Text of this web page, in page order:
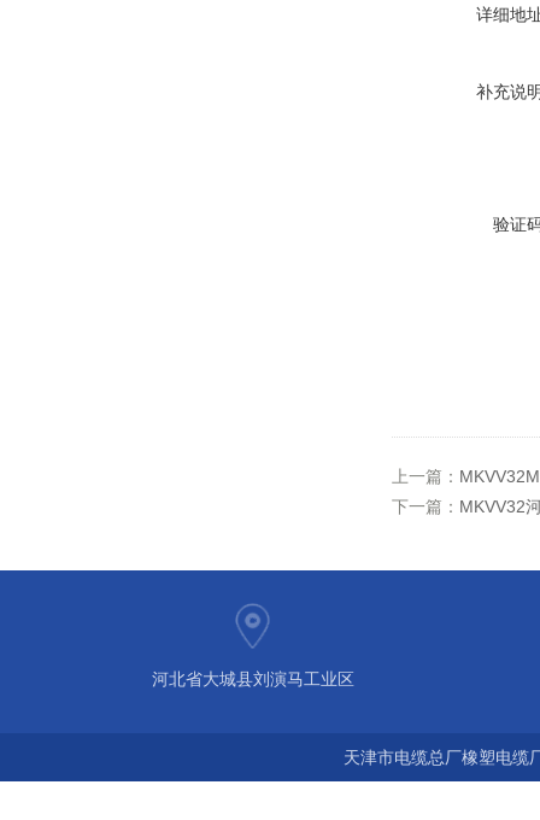
详细地
补充说
验证
上一篇：
下一篇： MKVV32
河北省大城县刘演马工业区
天津市电缆总厂橡塑电